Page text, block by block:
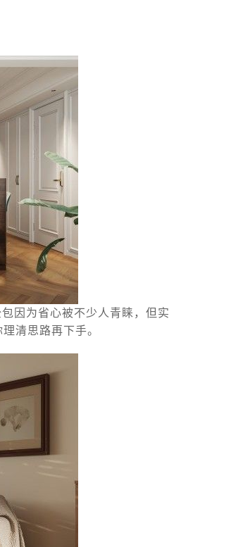
因为省心被不少人青睐，但实
清思路再下手。